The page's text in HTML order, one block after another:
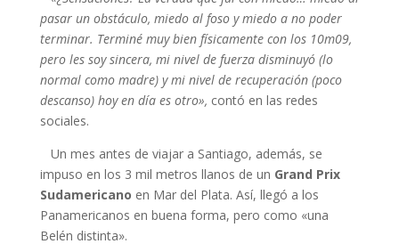
pasar un obstáculo, miedo al foso y miedo a no poder
terminar. Terminé muy bien físicamente con los 10m09,
pero les soy sincera, mi nivel de fuerza disminuyó (lo
normal como madre) y mi nivel de recuperación (poco
descanso) hoy en día es otro», contó en las redes
sociales.
Un mes antes de viajar a Santiago, además, se
impuso en los 3 mil metros llanos de un Grand Prix
Sudamericano en Mar del Plata. Así, llegó a los
Panamericanos en buena forma, pero como «una
Belén distinta».